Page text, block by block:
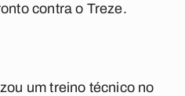
contra o Treze.
um treino técnico no